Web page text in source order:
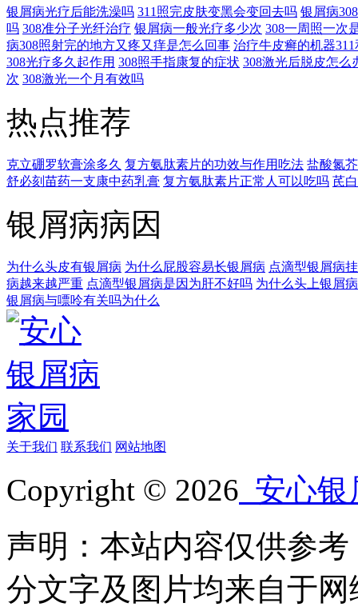
银屑病光疗后能洗澡吗 311照完皮肤变黑会变回去吗 银屑病
吗 308准分子光纤治疗 银屑病一般光疗多少次 308一周照一次
病308照射完的地方又疼又痒是怎么回事 治疗牛皮癣的机器
308光疗多久起作用 308照手指康复的症状 308激光后脱皮怎么
次 308激光一个月有效吗
热点推荐
克立硼罗软膏涂多久 复方氨肽素片的功效与作用吃法 盐酸氮
舒必刻苗药一支康中药乳膏 复方氨肽素片正常人可以吃吗 芪
银屑病病因
为什么头皮有银屑病 为什么屁股容易长银屑病 点滴型银屑病
病越来越严重 点滴型银屑病是因为肝不好吗 为什么头上银屑
银屑病与嘌呤有关吗为什么
关于我们 联系我们 网站地图
Copyright © 2026 安心银
声明：本站内容仅供参
分文字及图片均来自于